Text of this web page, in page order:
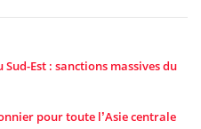
Est : sanctions massives du
pour toute l’Asie centrale